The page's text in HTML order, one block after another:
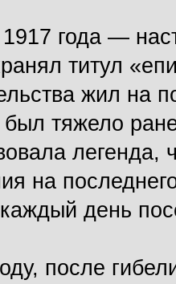
года —
титул
жил на
был тяжело
легенда,
на
день
после